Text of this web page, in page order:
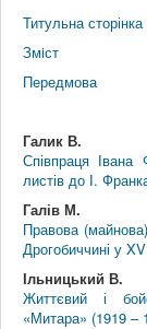
Титульна сторінка
Змiст
Передмова
Галик В.
Співпраця
листів до І.
Галів М.
Правова
Дрогобиччині у
Ільницький В.
Життєвий і
«Митара» (1919 –